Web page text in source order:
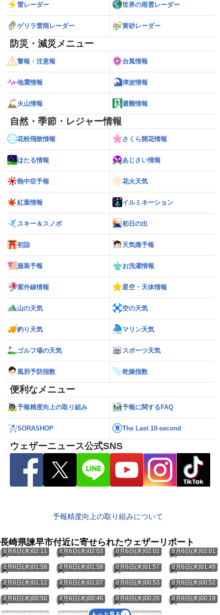
雷レーダー 世界の雨雲レーダー
ゲリラ雷雨レーダー 黄砂レーダー
防災・減災メニュー
警報・注意報 台風情報
地震情報 津波情報
火山情報 避難情報
自然・季節・レジャー情報
花粉飛散情報 さくら開花情報
ほたる情報 あじさい情報
熱中症予報 花火天気
紅葉情報 イルミネーション
スキー＆スノボ 初日の出
初詣 天気痛予報
服装予報 お洗濯情報
紫外線情報 星空・天体情報
山の天気 空の天気
釣り天気 マリン天気
ゴルフ場の天気 スポーツ天気
風邪予防指数 乾燥指数
便利なメニュー
予報精度向上の取り組み 予報に関するFAQ
SORASHOP The Last 10-second
ウェザーニュース公式SNS
予報精度向上の取り組みについて
長崎県諫早市付近に寄せられたウェザーリポート
8月6日(木)02:11 8月6日(木)02:03 8月6日(木)02:02 8月6日(木)02:01
8月6日(木)01:58 8月6日(木)01:58 8月6日(木)01:57 8月6日(木)01:49
8月6日(木)01:12 8月6日(木)01:07 8月6日(木)00:53 8月6日(木)00:52
8月6日(木)00:50 8月6日(木)00:46 8月6日(木)00:20 8月6日(木)00:19